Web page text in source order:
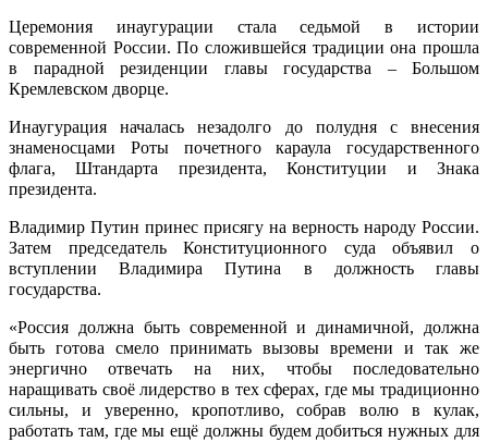
Церемония инаугурации стала седьмой в истории
современной России. По сложившейся традиции она прошла
в парадной резиденции главы государства – Большом
Кремлевском дворце.
Инаугурация началась незадолго до полудня с внесения
знаменосцами Роты почетного караула государственного
флага, Штандарта президента, Конституции и Знака
президента.
Владимир Путин принес присягу на верность народу России.
Затем председатель Конституционного суда объявил о
вступлении Владимира Путина в должность главы
государства.
«Россия должна быть современной и динамичной, должна
быть готова смело принимать вызовы времени и так же
энергично отвечать на них, чтобы последовательно
наращивать своё лидерство в тех сферах, где мы традиционно
сильны, и уверенно, кропотливо, собрав волю в кулак,
работать там, где мы ещё должны будем добиться нужных для